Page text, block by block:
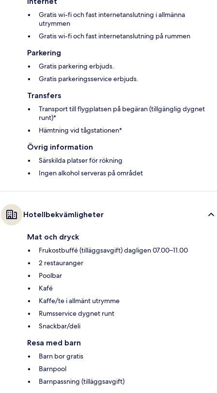
Gratis wi-fi och fast internetanslutning i allmänna
utrymmen
Gratis wi-fi och fast internetanslutning på rummen
Parkering
Gratis parkering erbjuds.
Gratis parkeringsservice erbjuds.
Transfers
Transport till flygplatsen på begäran (tillgänglig dygnet
runt)*
Hämtning vid tågstationen*
Övrig information
Särskilda platser för rökning
Ingen alkohol serveras på området
Hotellbekvämligheter
Mat och dryck
Frukostbuffé (tilläggsavgift) dagligen 07.00–11.00
2 restauranger
Poolbar
Kafé
Kaffe/te i allmänt utrymme
Rumsservice dygnet runt
Snackbar/deli
Resa med barn
Barn bor gratis
Barnpool
Barnpassning (tilläggsavgift)